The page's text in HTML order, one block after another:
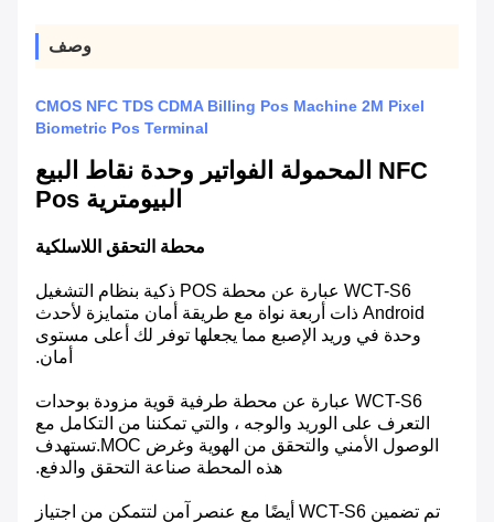
وصف
CMOS NFC TDS CDMA Billing Pos Machine 2M Pixel
Biometric Pos Terminal
NFC المحمولة الفواتير وحدة نقاط البيع
البيومترية Pos
محطة التحقق اللاسلكية
WCT-S6 عبارة عن محطة POS ذكية بنظام التشغيل
Android ذات أربعة نواة مع طريقة أمان متمايزة لأحدث
وحدة في وريد الإصبع مما يجعلها توفر لك أعلى مستوى
أمان.
WCT-S6 عبارة عن محطة طرفية قوية مزودة بوحدات
التعرف على الوريد والوجه ، والتي تمكننا من التكامل مع
الوصول الأمني ​​والتحقق من الهوية وغرض MOC.تستهدف
هذه المحطة صناعة التحقق والدفع.
تم تضمين WCT-S6 أيضًا مع عنصر آمن لتتمكن من اجتياز